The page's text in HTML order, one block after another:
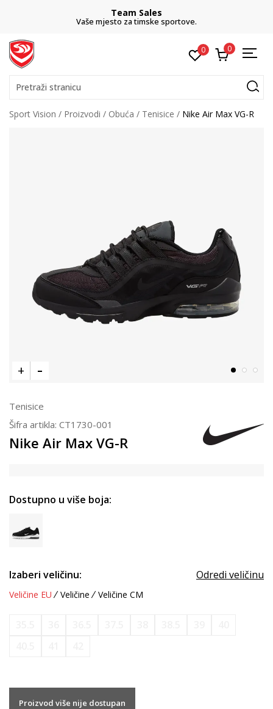
Team Sales
Vaše mjesto za timske sportove.
0 0
Pretraži stranicu
Sport Vision Proizvodi Obuća Tenisice Nike Air Max VG-R
Tenisice
Šifra artikla: CT1730-001
Nike Air Max VG-R
Dostupno u više boja:
Izaberi veličinu: Odredi veličinu
Veličine EU Veličine Veličine CM
Proizvod više nije dostupan